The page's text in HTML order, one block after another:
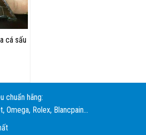
cá sấu
chuẩn hãng:
Omega, Rolex, Blancpain...